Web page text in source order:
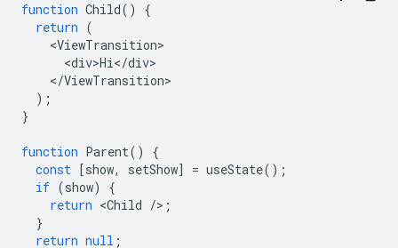
function Child()
{
return (
<ViewTransition
<div>Hi</div
</ViewTransition
);
}
function Parent()
{
const [show, setShow] = useState();
if (show)
{
return <Child /> ;
}
return null ;